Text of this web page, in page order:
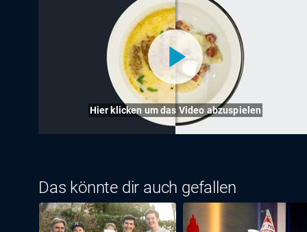
Hier klicken um das Video abzuspielen
Das könnte dir auch gefallen